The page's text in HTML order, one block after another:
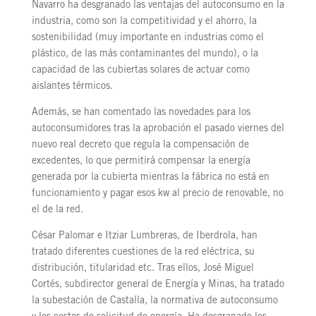
Navarro ha desgranado las ventajas del autoconsumo en la
industria, como son la competitividad y el ahorro, la
sostenibilidad (muy importante en industrias como el
plástico, de las más contaminantes del mundo), o la
capacidad de las cubiertas solares de actuar como
aislantes térmicos.
Además, se han comentado las novedades para los
autoconsumidores tras la aprobación el pasado viernes del
nuevo real decreto que regula la compensación de
excedentes, lo que permitirá compensar la energía
generada por la cubierta mientras la fábrica no está en
funcionamiento y pagar esos kw al precio de renovable, no
el de la red.
César Palomar e Itziar Lumbreras, de Iberdrola, han
tratado diferentes cuestiones de la red eléctrica, su
distribución, titularidad etc. Tras ellos, José Miguel
Cortés, subdirector general de Energía y Minas, ha tratado
la subestación de Castalla, la normativa de autoconsumo